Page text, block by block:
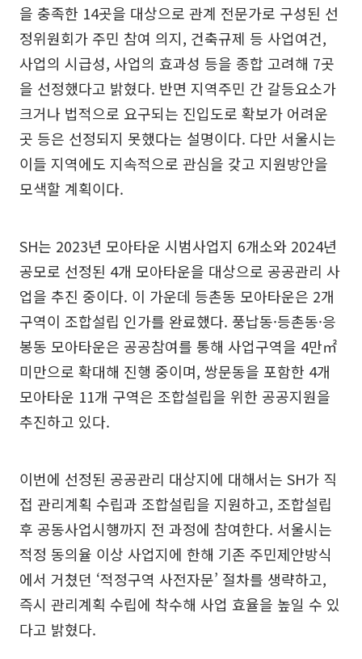
을 충족한 14곳을 대상으로 관계 전문가로 구성된 선
정위원회가 주민 참여 의지, 건축규제 등 사업여건,
사업의 시급성, 사업의 효과성 등을 종합 고려해 7곳
을 선정했다고 밝혔다. 반면 지역주민 간 갈등요소가
크거나 법적으로 요구되는 진입도로 확보가 어려운
곳 등은 선정되지 못했다는 설명이다. 다만 서울시는
이들 지역에도 지속적으로 관심을 갖고 지원방안을
모색할 계획이다.
SH는 2023년 모아타운 시범사업지 6개소와 2024년
공모로 선정된 4개 모아타운을 대상으로 공공관리 사
업을 추진 중이다. 이 가운데 등촌동 모아타운은 2개
구역이 조합설립 인가를 완료했다. 풍납동·등촌동·응
봉동 모아타운은 공공참여를 통해 사업구역을 4만㎡
미만으로 확대해 진행 중이며, 쌍문동을 포함한 4개
모아타운 11개 구역은 조합설립을 위한 공공지원을
추진하고 있다.
이번에 선정된 공공관리 대상지에 대해서는 SH가 직
접 관리계획 수립과 조합설립을 지원하고, 조합설립
후 공동사업시행까지 전 과정에 참여한다. 서울시는
적정 동의율 이상 사업지에 한해 기존 주민제안방식
에서 거쳤던 ‘적정구역 사전자문’ 절차를 생략하고,
즉시 관리계획 수립에 착수해 사업 효율을 높일 수 있
다고 밝혔다.